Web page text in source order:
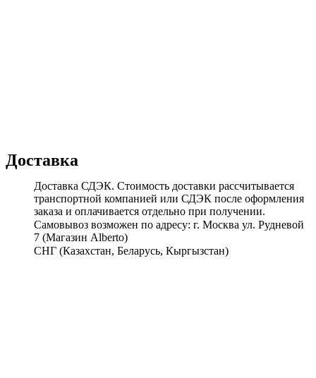
Доставка
Доставка СДЭК. Стоимость доставки рассчитывается
транспортной компанией или СДЭК после оформления
заказа и оплачивается отдельно при получении.
Самовывоз возможен по адресу: г. Москва ул. Рудневой
7 (Магазин Alberto)
СНГ (Казахстан, Беларусь, Кыргызстан)